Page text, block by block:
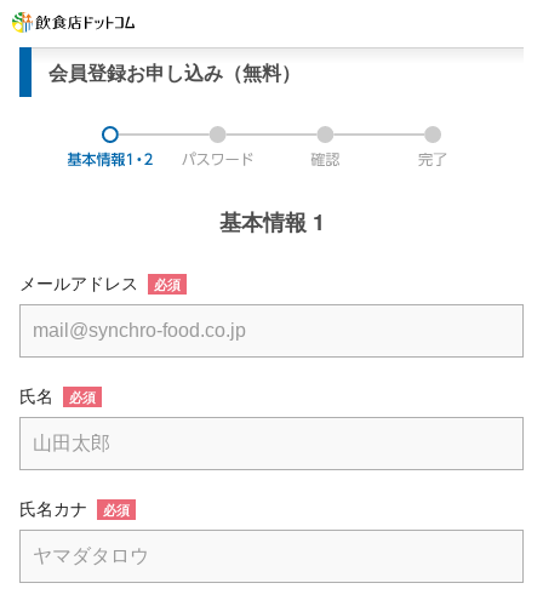
会員登録お申し込み（無料）
基本情報 1
メールアドレス 必須
氏名 必須
氏名カナ 必須